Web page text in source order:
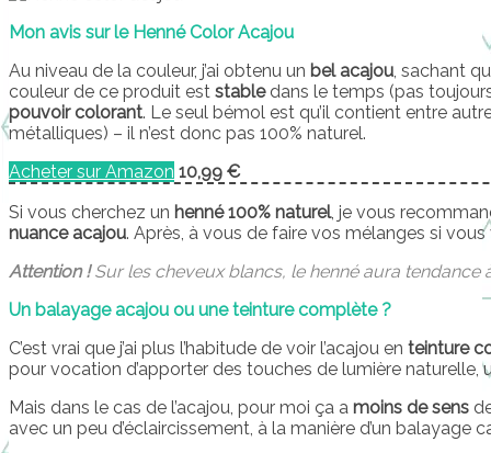
Mon avis sur le Henné Color Acajou
Au niveau de la couleur, j’ai obtenu un bel acajou, sachant
couleur de ce produit est stabledans le temps (pas
pouvoir colorant. Le seul bémol est qu’il contient entre
métalliques) – il n’est donc pas 100% naturel.
Acheter sur Amazon 10,99 €
Si vous cherchez un henné 100% naturel, je vous
nuance acajou. Après, à vous de faire vos mélanges si
Attention !Sur les cheveux blancs, le henné aura tendance
Un balayage acajou ou une teinture complète ?
C’est vrai que j’ai plus l’habitude de voir l’acajou en teinture
pour vocation d’apporter des touches de lumière naturelle,
Mais dans le cas de l’acajou, pour moi ça a moins de sens
avec un peu d’éclaircissement, à la manière d’un balayage